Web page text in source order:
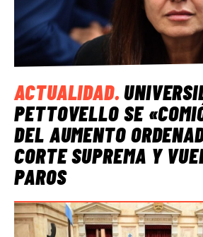
ACTUALIDAD.
PETTOVELLO SE
DEL AUMENTO
CORTE SUPREMA Y
PAROS